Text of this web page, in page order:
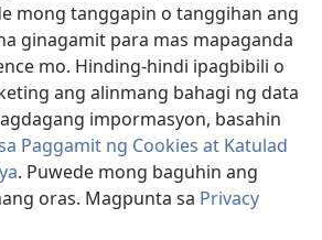
mong tanggapin o tanggihan ang
ginagamit para mas mapaganda
mo. Hinding-hindi ipagbibili o
ang alinmang bahagi ng data
impormasyon, basahin
Paggamit ng Cookies at Katulad
. Puwede mong baguhin ang
oras. Magpunta sa Privacy
®